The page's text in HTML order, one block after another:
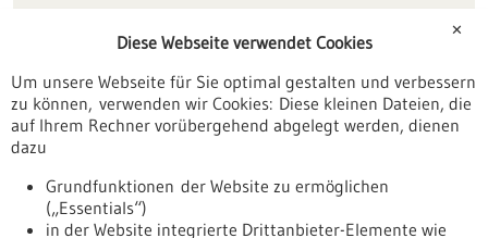
Veranstaltungen
Erscheinungsdatum
✕
Diese Webseite verwendet Cookies
Um unsere Webseite für Sie optimal gestalten und verbessern
zu können, verwenden wir Cookies: Diese kleinen Dateien, die
auf Ihrem Rechner vorübergehend abgelegt werden, dienen
dazu
Grundfunktionen der Website zu ermöglichen
(„Essentials“)
in der Website integrierte Drittanbieter-Elemente wie